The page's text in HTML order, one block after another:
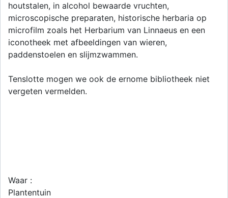
houtstalen, in alcohol bewaarde vruchten,
microscopische preparaten, historische herbaria op
microfilm zoals het Herbarium van Linnaeus en een
iconotheek met afbeeldingen van wieren,
paddenstoelen en slijmzwammen.
Tenslotte mogen we ook de ernome bibliotheek niet
vergeten vermelden.
Waar :
Plantentuin